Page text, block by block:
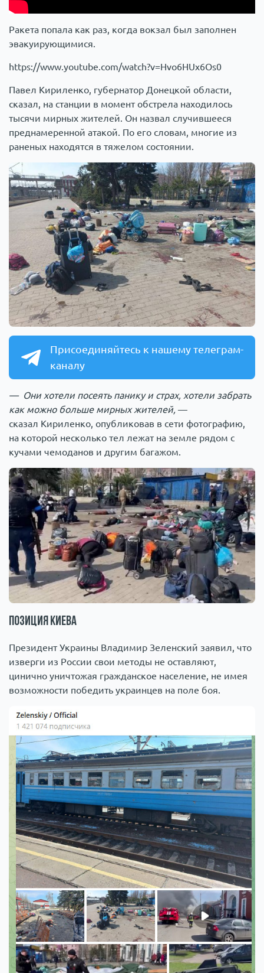
Ракета попала как раз, когда вокзал был заполнен
эвакуирующимися.
https://www.youtube.com/watch?v=Hvo6HUx6Os0
Павел Кириленко, губернатор Донецкой области,
сказал, на станции в момент обстрела находилось
тысячи мирных жителей. Он назвал случившееся
преднамеренной атакой. По его словам, многие из
раненых находятся в тяжелом состоянии.
Присоединяйтесь к нашему телеграм-
каналу
— Они хотели посеять панику и страх, хотели забрать
как можно больше мирных жителей, —
сказал Кириленко, опубликовав в сети фотографию,
на которой несколько тел лежат на земле рядом с
кучами чемоданов и другим багажом.
Позиция Киева
Президент Украины Владимир Зеленский заявил, что
изверги из России свои методы не оставляют,
цинично уничтожая гражданское население, не имея
возможности победить украинцев на поле боя.